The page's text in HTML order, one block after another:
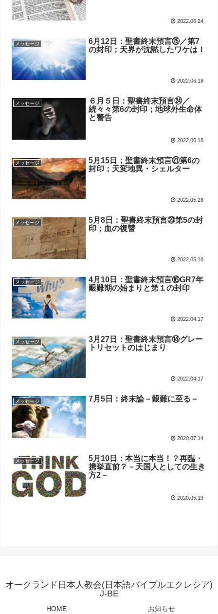
2022.06.24
メッセージ
6月12日：聖書終末預言㉕／第7
の封印；天界が沈黙したワケは！
2022.06.18
メッセージ
６月５日：聖書終末預言㉔／
続々々第6の封印；地球外生命体
と警告
2022.06.18
メッセージ
5月15日；聖書終末預言㉑第6の
封印；天変地異・シェルター
2022.05.28
メッセージ
5月8日：聖書終末預言⑳第5の封
印；血の復讐
2022.05.18
メッセージ
4月10日：聖書終末預言⑯GR7年
艱難期の始まりと第１の封印
2022.04.17
メッセージ
3月27日：聖書終末預言⑭グレー
トリセットのはじまり
2022.04.17
メッセージ 7月5日：終末論－艱難に至る－
2020.07.14
メッセージ
5月10日：本当に本当！？再臨・
携挙直前？－天国人としての生き
方2－
2020.05.19
オークランド日本人教会(日本語バイブルエクレシア)
J-BE
HOME お知らせ